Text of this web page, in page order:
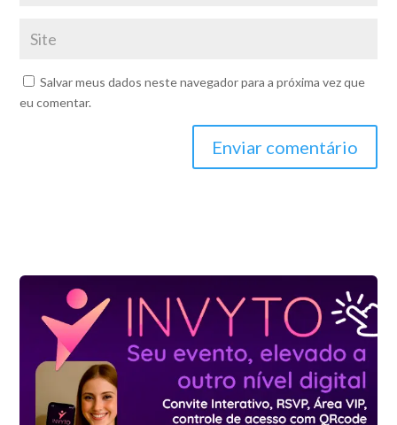
Salvar meus dados neste navegador para a próxima vez que
eu comentar.
Enviar comentário